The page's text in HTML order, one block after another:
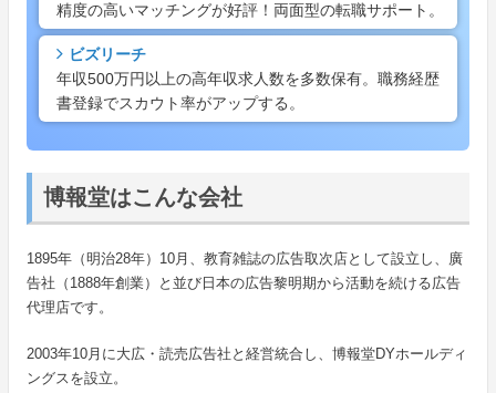
精度の高いマッチングが好評！両面型の転職サポート。
ビズリーチ
年収500万円以上の高年収求人数を多数保有。職務経歴
書登録でスカウト率がアップする。
博報堂はこんな会社
1895年（明治28年）10月、教育雑誌の広告取次店として設立し、廣
告社（1888年創業）と並び日本の広告黎明期から活動を続ける広告
代理店です。
2003年10月に大広・読売広告社と経営統合し、博報堂DYホールディ
ングスを設立。